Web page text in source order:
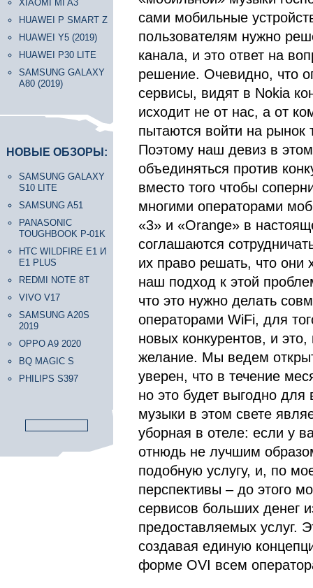
XIAOMI MI A3
HUAWEI P SMART Z
HUAWEI Y5 (2019)
HUAWEI P30 LITE
SAMSUNG GALAXY
A80 (2019)
НОВЫЕ ОБЗОРЫ:
SAMSUNG GALAXY
S10 LITE
SAMSUNG A51
PANASONIC
TOUGHBOOK P-01K
HTC WILDFIRE E1 И
E1 PLUS
REDMI NOTE 8T
VIVO V17
SAMSUNG A20S
2019
OPPO A9 2020
BQ MAGIC S
PHILIPS S397
сами мобильные
пользователям нужно
канала, и это ответ на
решение. Очевидно, что
сервисы, видят в Nokia
исходит не от нас, а от
пытаются войти на рынок
Поэтому наш девиз в
объединяться против
вместо того чтобы
многими операторами
«3» и «Orange» в
соглашаются
их право решать, что они
наш подход к этой
что это нужно делать
операторами WiFi, для
новых конкурентов, и
желание. Мы ведем
уверен, что в течение
но это будет выгодно
музыки в этом свете
уборная в отеле: если у
отнюдь не лучшим
подобную услугу, и, по
перспективы – до этого
сервисов больших денег
предоставляемых услуг.
создавая единую
форме OVI всем